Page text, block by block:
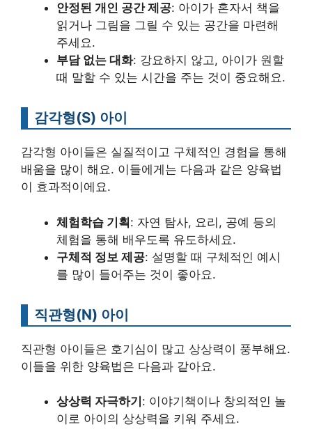
안정된 개인 공간 제공: 아이가 혼자서 책을
읽거나 그림을 그릴 수 있는 공간을 마련해
주세요.
부담 없는 대화: 강요하지 않고, 아이가 원할
때 말할 수 있는 시간을 주는 것이 중요해요.
감각형(S) 아이
감각형 아이들은 실질적이고 구체적인 경험을 통해
배움을 많이 해요. 이들에게는 다음과 같은 양육법
이 효과적이에요.
체험학습 기획: 자연 탐사, 요리, 공예 등의
체험을 통해 배우도록 유도하세요.
구체적 정보 제공: 설명할 때 구체적인 예시
를 많이 들어주는 것이 좋아요.
직관형(N) 아이
직관형 아이들은 호기심이 많고 상상력이 풍부해요.
이들을 위한 양육법은 다음과 같아요.
상상력 자극하기 : 이야기책이나 창의적인 놀
이로 아이의 상상력을 키워 주세요.